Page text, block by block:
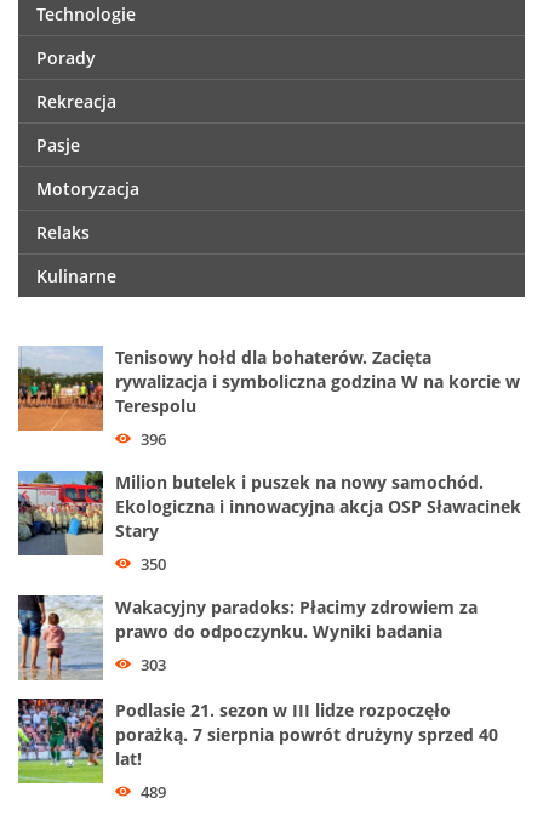
Technologie
Porady
Rekreacja
Pasje
Motoryzacja
Relaks
Kulinarne
Tenisowy hołd dla bohaterów. Zacięta
rywalizacja i symboliczna godzina W na korcie w
Terespolu
396
Milion butelek i puszek na nowy samochód.
Ekologiczna i innowacyjna akcja OSP Sławacinek
Stary
350
Wakacyjny paradoks: Płacimy zdrowiem za
prawo do odpoczynku. Wyniki badania
303
Podlasie 21. sezon w III lidze rozpoczęło
porażką. 7 sierpnia powrót drużyny sprzed 40
lat!
489